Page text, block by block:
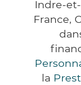
Indre-
France,
la